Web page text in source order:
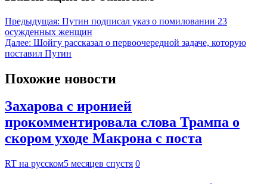
Предыдущая: Путин подписал указ о помиловании 23
осужденных женщин
Далее: Шойгу рассказал о первоочередной задаче, которую
поставил Путин
Похожие новости
Захарова с иронией
прокомментировала слова Трампа о
скором уходе Макрона с поста
RT на русском5 месяцев спустя 0